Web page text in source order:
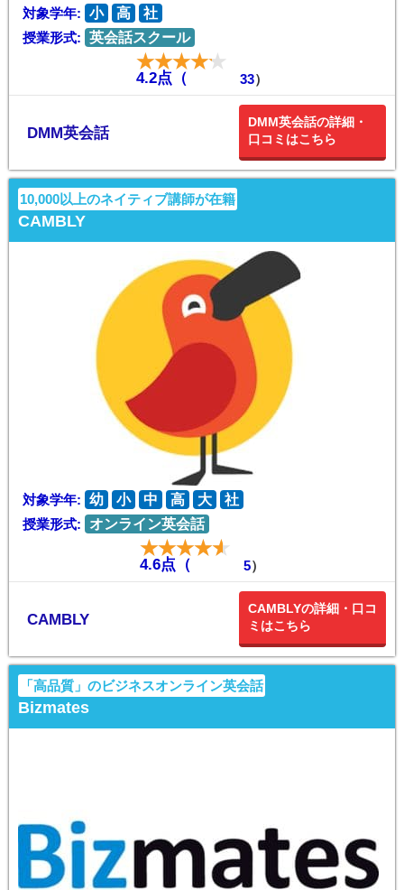
対象学年: 小 高
社
授業形式: 英会話スクール
4.2点（ 33）
DMM英会話
DMM英会話の詳細・
口コミはこちら
10,000以上のネイティブ講師が在籍
CAMBLY
対象学年: 幼 小 中 高 大
社
授業形式:
オンライン英会話
4.6点（ 5）
CAMBLY
CAMBLYの詳細・口コ
ミはこちら
「高品質」のビジネスオンライン英会話
Bizmates